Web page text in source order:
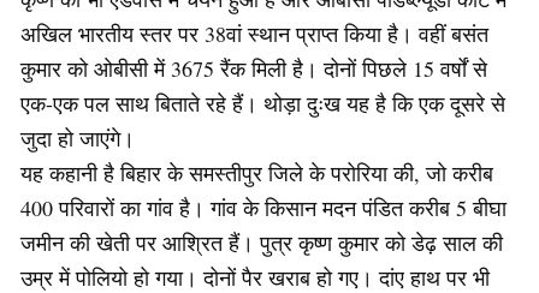
अखिल भारतीय स्तर पर 38वां स्थान प्राप्त किया है। वहीं बसंत
कुमार को ओबीसी में 3675 रैंक मिली है। दोनों पिछले 15 वर्षों से
एक-एक पल साथ बिताते रहे हैं। थोड़ा दुःख यह है कि एक दूसरे से
जुदा हो जाएंगे।
यह कहानी है बिहार के समस्तीपुर जिले के परोरिया की, जो करीब
400 परिवारों का गांव है। गांव के किसान मदन पंडित करीब 5 बीघा
जमीन की खेती पर आश्रित हैं। पुत्र कृष्ण कुमार को डेढ़ साल की
उम्र में पोलियो हो गया। दोनों पैर खराब हो गए। दांए हाथ पर भी